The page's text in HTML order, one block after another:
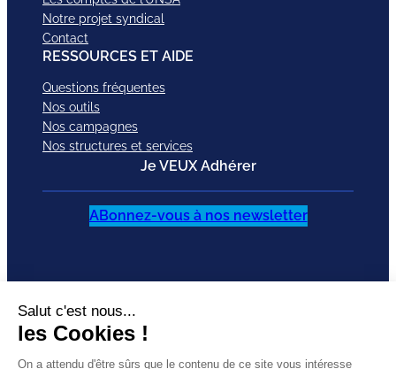
Notre projet syndical
Contact
RESSOURCES ET AIDE
Questions fréquentes
Nos outils
Nos campagnes
Nos structures et services
Je VEUX Adhérer
ABonnez-vous à nos newsletter
Politique de
confidentialité